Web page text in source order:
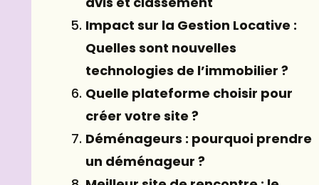
Impact sur la Gestion Locative :
Quelles sont nouvelles
technologies de l’immobilier ?
Quelle plateforme choisir pour
créer votre site ?
Déménageurs : pourquoi prendre
un déménageur ?